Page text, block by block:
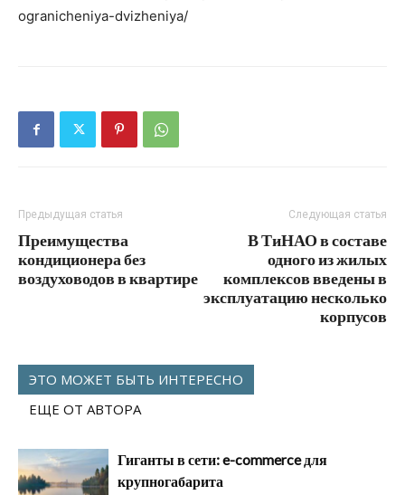
ogranicheniya-dvizheniya/
Предыдущая статья
Преимущества
кондиционера без
воздуховодов в квартире
Следующая статья
В ТиНАО в составе
одного из жилых
комплексов введены в
эксплуатацию несколько
корпусов
ЭТО МОЖЕТ БЫТЬ ИНТЕРЕСНО
ЕЩЕ ОТ АВТОРА
Гиганты в сети: e-commerce для
крупногабарита